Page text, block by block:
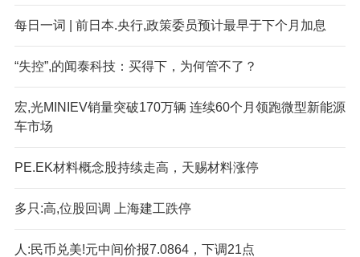
每日一词 | 前日本.央行,政策委员预计最早于下个月加息
“失控”,的闻泰科技：买得下，为何管不了？
宏,光MINIEV销量突破170万辆 连续60个月领跑微型新能源
车市场
PE.EK材料概念股持续走高，天赐材料涨停
多只:高,位股回调 上海建工跌停
人:民币兑美!元中间价报7.0864，下调21点